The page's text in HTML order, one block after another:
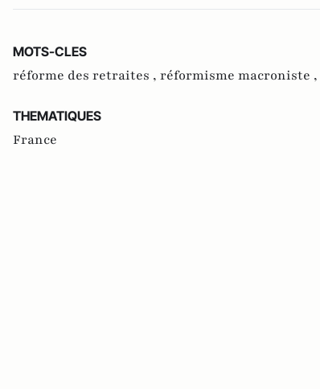
MOTS-CLES
réforme des retraites , réformisme macroniste ,
THEMATIQUES
France